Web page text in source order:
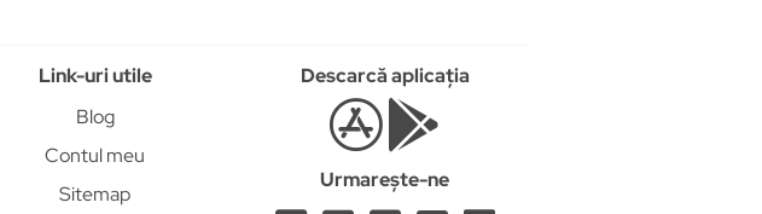
Link-uri utile
Blog
Contul meu
Sitemap
Descarcă aplicația
Urmarește-ne